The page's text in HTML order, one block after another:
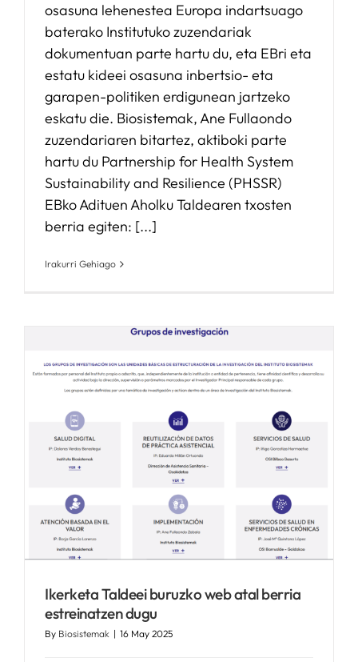
osasuna lehenestea Europa indartsuago
baterako Institutuko zuzendariak
dokumentuan parte hartu du, eta EBri eta
estatu kideei osasuna inbertsio- eta
garapen-politiken erdigunean jartzeko
eskatu die. Biosistemak, Ane Fullaondo
zuzendariaren bitartez, aktiboki parte
hartu du Partnership for Health System
Sustainability and Resilience (PHSSR)
EBko Adituen Aholku Taldearen txosten
berria egiten: [...]
Irakurri Gehiago
Ikerketa Taldeei buruzko web atal berria
estreinatzen dugu
By Biosistemak | 16 May 2025